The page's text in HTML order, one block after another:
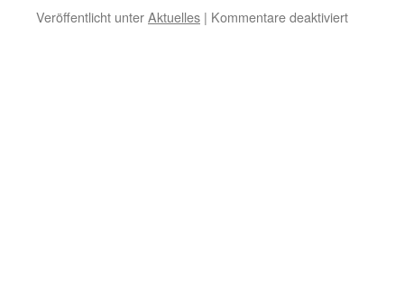
Veröffentlicht unterAktuelles | Kommentare deaktiviertfür